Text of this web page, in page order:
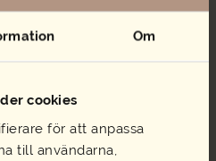
Om
cookies
för att anpassa
till användarna,
e-handel ser du direkt vad
din beställning efter dina